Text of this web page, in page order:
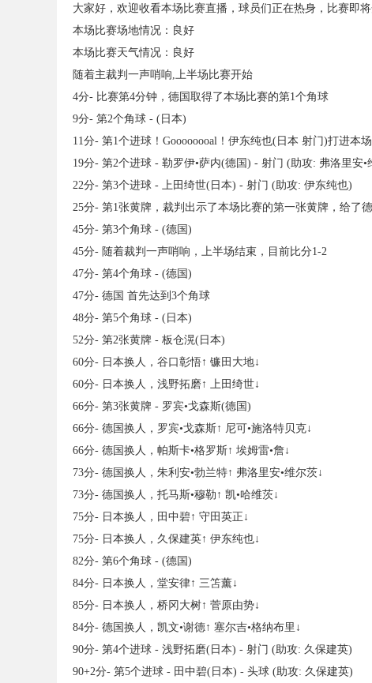
大家好，欢迎收看本场比赛直播，球员们正在热身，比赛即
本场比赛场地情况：良好
本场比赛天气情况：良好
随着主裁判一声哨响,上半场比赛开始
4分- 比赛第4分钟，德国取得了本场比赛的第1个角球
9分- 第2个角球 - (日本)
11分- 第1个进球！Goooooooal！伊东纯也(日本 射门)打进本
19分- 第2个进球 - 勒罗伊•萨内(德国) - 射门 (助攻: 弗洛里安•
22分- 第3个进球 - 上田绮世(日本) - 射门 (助攻: 伊东纯也)
25分- 第1张黄牌，裁判出示了本场比赛的第一张黄牌，给了
45分- 第3个角球 - (德国)
45分- 随着裁判一声哨响，上半场结束，目前比分1-2
47分- 第4个角球 - (德国)
47分- 德国 首先达到3个角球
48分- 第5个角球 - (日本)
52分- 第2张黄牌 - 板仓滉(日本)
60分- 日本换人，谷口彰悟↑ 镰田大地↓
60分- 日本换人，浅野拓磨↑ 上田绮世↓
66分- 第3张黄牌 - 罗宾•戈森斯(德国)
66分- 德国换人，罗宾•戈森斯↑ 尼可•施洛特贝克↓
66分- 德国换人，帕斯卡•格罗斯↑ 埃姆雷•詹↓
73分- 德国换人，朱利安•勃兰特↑ 弗洛里安•维尔茨↓
73分- 德国换人，托马斯•穆勒↑ 凯•哈维茨↓
75分- 日本换人，田中碧↑ 守田英正↓
75分- 日本换人，久保建英↑ 伊东纯也↓
82分- 第6个角球 - (德国)
84分- 日本换人，堂安律↑ 三笘薰↓
85分- 日本换人，桥冈大树↑ 菅原由势↓
84分- 德国换人，凯文•谢德↑ 塞尔吉•格纳布里↓
90分- 第4个进球 - 浅野拓磨(日本) - 射门 (助攻: 久保建英)
90+2分- 第5个进球 - 田中碧(日本) - 头球 (助攻: 久保建英)